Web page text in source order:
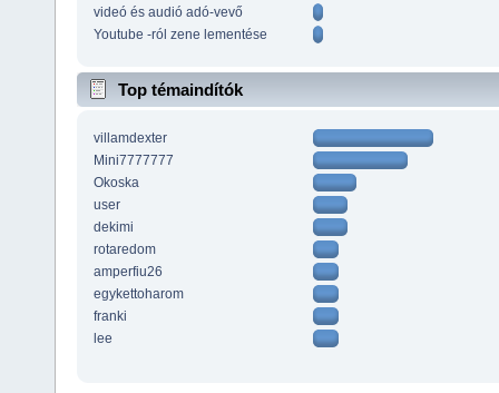
videó és audió adó-vevő
Youtube -ról zene lementése
Top témaindítók
villamdexter
Mini7777777
Okoska
user
dekimi
rotaredom
amperfiu26
egykettoharom
franki
lee